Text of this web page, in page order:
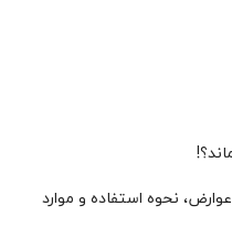
نحوه استفاده و موارد